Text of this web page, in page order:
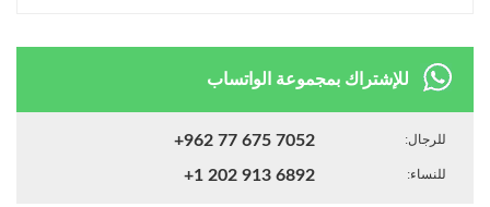
للإشتراك بمجموعة الواتساب
للرجال: +962 77 675 7052
للنساء: +1 202 913 6892